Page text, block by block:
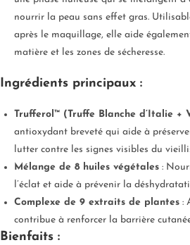
nourrir la peau sans effet gras.
après le maquillage, elle aide
matière et les zones de sécheresse.
Ingrédients principaux :
Trufferol™ (Truffe Blanche d’Italie +
antioxydant breveté qui aide à
lutter contre les signes visibles du
Mélange de 8 huiles végétales :
l’éclat et aide à prévenir la
Complexe de 9 extraits de plantes :
contribue à renforcer la barrière
Bienfaits :